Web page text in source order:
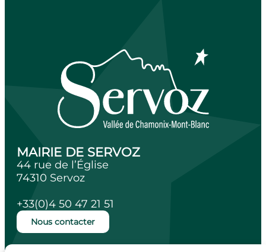
MAIRIE DE SERVOZ
44 rue de l’Église
74310 Servoz
+33(0)4 50 47 21 51
Nous contacter